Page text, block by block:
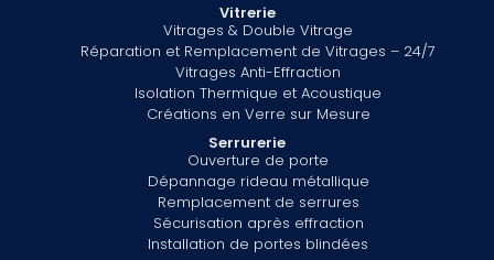
Vitrerie
Vitrages & Double Vitrage
Réparation et Remplacement de Vitrages – 24/7
Vitrages Anti-Effraction
Isolation Thermique et Acoustique
Créations en Verre sur Mesure
Serrurerie
Ouverture de porte
Dépannage rideau métallique
Remplacement de serrures
Sécurisation après effraction
Installation de portes blindées